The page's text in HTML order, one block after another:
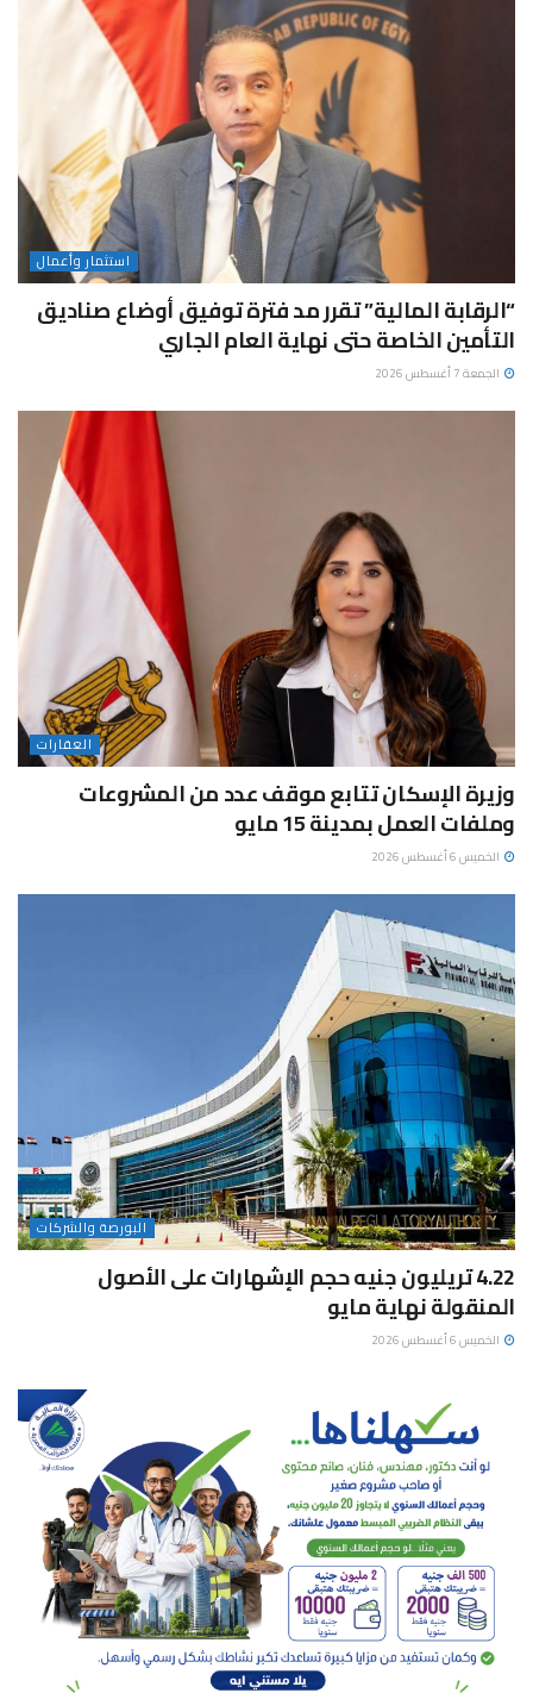
استثمار وأعمال
“الرقابة المالية” تقرر مد فترة توفيق أوضاع صناديق
التأمين الخاصة حتى نهاية العام الجاري
الجمعة 7 أغسطس 2026
العقارات
وزيرة الإسكان تتابع موقف عدد من المشروعات
وملفات العمل بمدينة 15 مايو
الخميس 6 أغسطس 2026
البورصة والشركات
4.22 تريليون جنيه حجم الإشهارات على الأصول
المنقولة نهاية مايو
الخميس 6 أغسطس 2026